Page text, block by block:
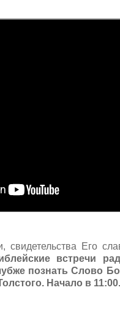
свидетельства Его
встречи
познать Слово
Начало в 11:00.